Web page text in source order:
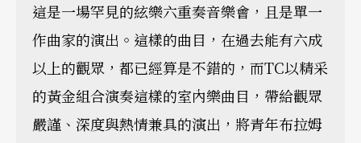
這是一場罕見的絃樂六重奏音樂會，且是單一
作曲家的演出。這樣的曲目，在過去能有六成
以上的觀眾，都已經算是不錯的，而TC以精采
的黃金組合演奏這樣的室內樂曲目，帶給觀眾
嚴謹、深度與熱情兼具的演出，將青年布拉姆